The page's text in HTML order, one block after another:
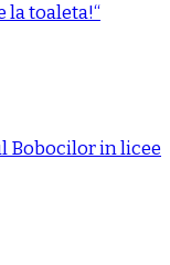
la toaleta!“
Bobocilor in licee